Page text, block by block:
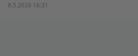
8.5.2026 16:31